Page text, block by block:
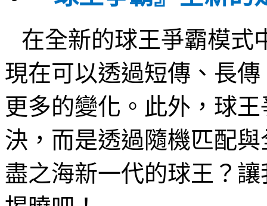
在全新的球王爭霸模式
現在可以透過短傳、長
更多的變化。此外，球
決，而是透過隨機匹配
盡之海新一代的球王？